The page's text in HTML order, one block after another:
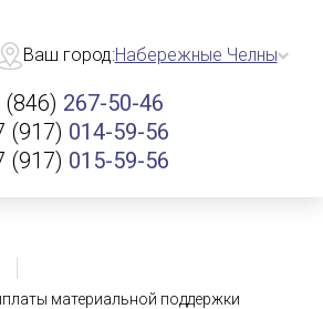
Ваш город:Набережные Челны
(846) 267-50-46
(917) 014-59-56
(917) 015-59-56
материальной поддержки